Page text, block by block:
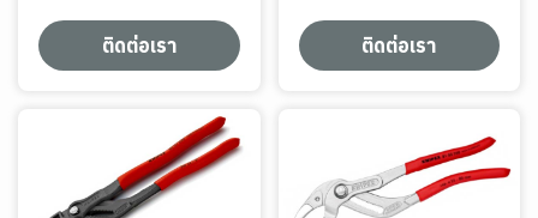
ติดต่อเรา ติดต่อเรา